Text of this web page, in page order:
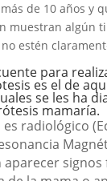
de 10 años y
muestran algún
estén
para
es el de
se les ha
mamaría.
es radiológico
signos